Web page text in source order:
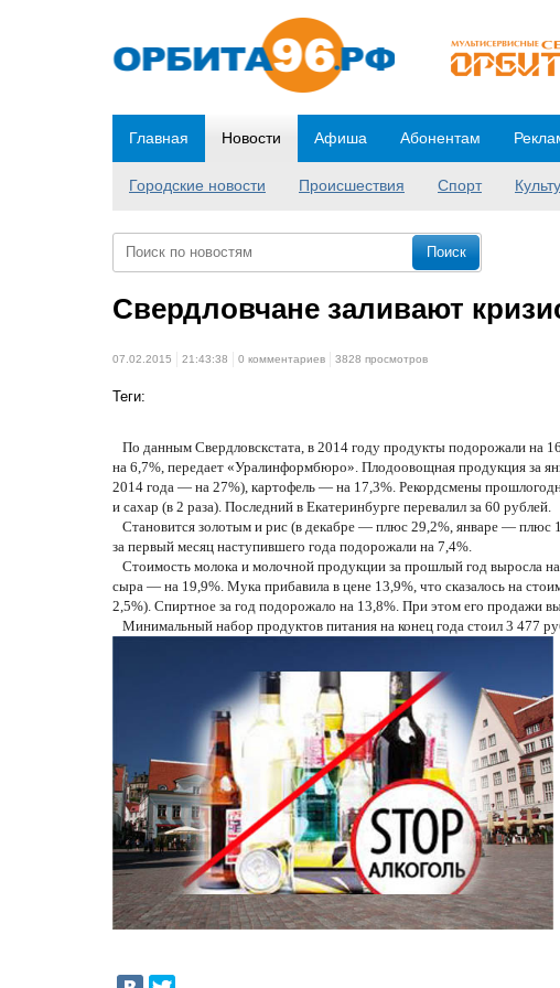
Главная Новости
Городские новости Происшествия Спорт
Афиша Абонентам
Свердловчане заливают
07.02.2015 21:43:38 0 комментариев 3828 просмотров
Теги:
По данным Свердловскстата, в 2014 году продукты подорожали на
на 6,7%, передает «Уралинформбюро». Плодоовощная продукция за
2014 года — на 27%), картофель — на 17,3%. Рекордсмены
и сахар (в 2 раза). Последний в Екатеринбурге перевалил за 60 рублей.
Становится золотым и рис (в декабре — плюс 29,2%, январе — плюс
за первый месяц наступившего года подорожали на 7,4%.
Стоимость молока и молочной продукции за прошлый год выросла
сыра — на 19,9%. Мука прибавила в цене 13,9%, что сказалось на
2,5%). Спиртное за год подорожало на 13,8%. При этом его продажи
Минимальный набор продуктов питания на конец года стоил 3 477